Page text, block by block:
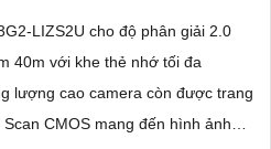
LIZS2U cho độ phân giải 2.0
40m với khe thẻ nhớ tối đa
lượng cao camera còn được trang
CMOS mang đến hình ảnh